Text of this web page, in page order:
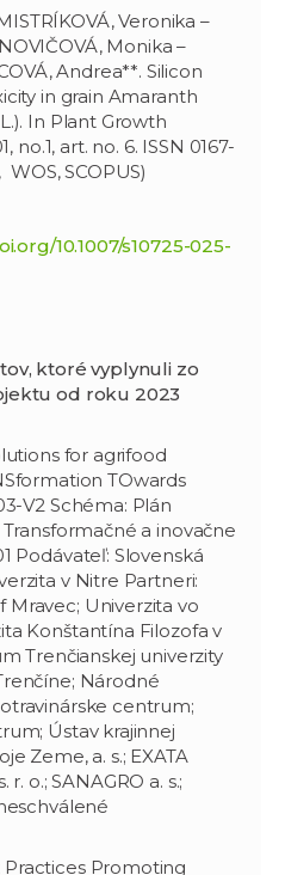
Veronika –
Monika –
Andrea**. Silicon
in grain Amaranth
In Plant Growth
no.1, art. no. 6. ISSN 0167-
WOS, SCOPUS)
10.1007/s10725-025-
ktoré vyplynuli zo
od roku 2023
for agrifood
TOwards
V2 Schéma: Plán
a inovačne
Podávateľ: Slovenská
v Nitre Partneri:
Mravec; Univerzita vo
Konštantína Filozofa v
Trenčianskej univerzity
Národné
centrum;
Ústav krajinnej
Zeme, a. s.; EXATA
r. o.; SANAGRO a. s.;
Promoting